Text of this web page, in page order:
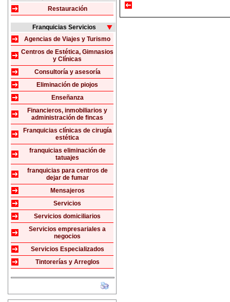
Restauración
Franquicias Servicios
Agencias de Viajes y Turismo
Centros de Estética, Gimnasios
y Clínicas
Consultoría y asesoría
Eliminación de piojos
Enseñanza
Financieros, inmobiliarios y
administración de fincas
Franquicias clínicas de cirugía
estética
franquicias eliminación de
tatuajes
franquicias para centros de
dejar de fumar
Mensajeros
Servicios
Servicios domiciliarios
Servicios empresariales a
negocios
Servicios Especializados
Tintorerías y Arreglos